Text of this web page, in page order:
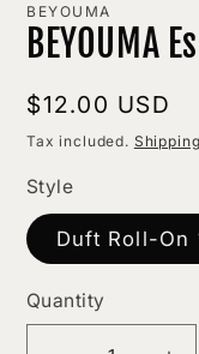
BEYOUMA
BEYOUMA
Regular
price
$12.00 USD
Tax included. Shipping
Style
Duft Roll-On
Quantity